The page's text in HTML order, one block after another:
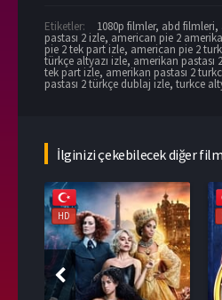
Etiketler: 1080p filmler, abd filmleri,
pastası 2 izle, american pie 2
pie 2 tek part izle, american pie 2
türkçe altyazı izle, amerikan pastası
tek part izle, amerikan pastası 2
pastası 2 türkçe dublaj izle, turkce
İlginizi çekebilecek diğer
HD